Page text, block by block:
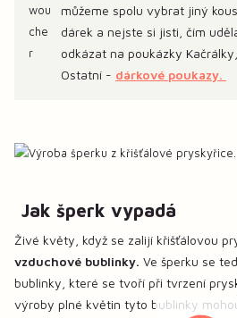
můžeme spolu vybrat jiný
dárek a nejste si jisti, čím
odkázat na poukázky
Ostatní - dárkové poukazy.
Jak šperk vypadá
Živé květy, když se zalijí křišťálovou
vzduchové bublinky. Ve šperku se
bublinky, které se tvoří při tvrzení
výroby plné květin tyto bublinky